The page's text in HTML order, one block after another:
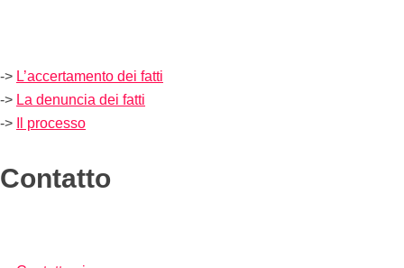
-> L’accertamento dei fatti
-> La denuncia dei fatti
->
Il processo
Contatto